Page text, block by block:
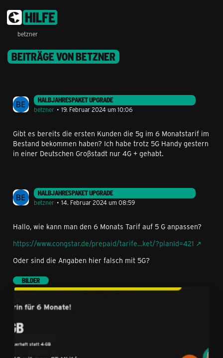
betzner
BEITRÄGE VON BETZNER
HALBJAHRESPAKET UPGRADE
betzner
19. Februar 2024 um 10:06
Gibt es bereits die ersten Kunden die 5g im 6 Monatstarif im
Bestand bekommen haben? Ich habe trotz 5G Handy gestern
in einer Deutschen Großstadt nur 4G + gehabt.
HALBJAHRESPAKET UPGRADE
betzner
14. Februar 2024 um 08:59
Hallo, wie kann man den 6 Monats Tarif auf 5 G anpassen?
https://www.congstar.de/prepaid/tarife…ket/?planId=421
Oder sind die Angaben hier falsch mit 5G?
BILDER